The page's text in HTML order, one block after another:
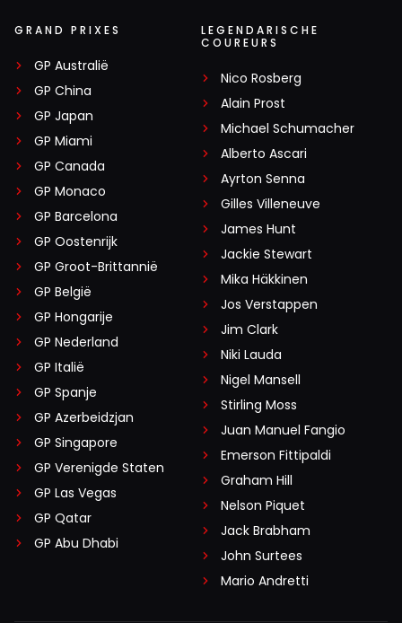
GRAND PRIXES
GP Australië
GP China
GP Japan
GP Miami
GP Canada
GP Monaco
GP Barcelona
GP Oostenrijk
GP Groot-Brittannië
GP België
GP Hongarije
GP Nederland
GP Italië
GP Spanje
GP Azerbeidzjan
GP Singapore
GP Verenigde Staten
GP Las Vegas
GP Qatar
GP Abu Dhabi
LEGENDARISCHE
COUREURS
Nico Rosberg
Alain Prost
Michael Schumacher
Alberto Ascari
Ayrton Senna
Gilles Villeneuve
James Hunt
Jackie Stewart
Mika Häkkinen
Jos Verstappen
Jim Clark
Niki Lauda
Nigel Mansell
Stirling Moss
Juan Manuel Fangio
Emerson Fittipaldi
Graham Hill
Nelson Piquet
Jack Brabham
John Surtees
Mario Andretti